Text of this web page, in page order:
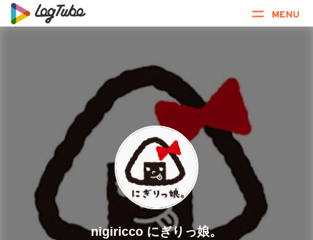
MENU
nigiricco にぎりっ娘。